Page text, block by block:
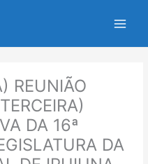
REUNIÃO
DA 16ª
DA